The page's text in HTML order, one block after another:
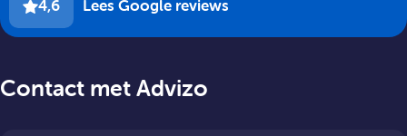
4,6 Lees Google reviews
Contact met Advizo